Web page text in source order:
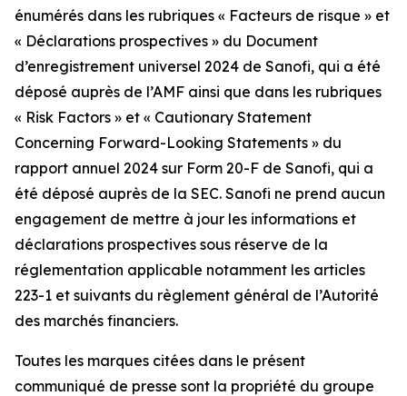
énumérés dans les rubriques « Facteurs de risque » et
« Déclarations prospectives » du Document
d’enregistrement universel 2024 de Sanofi, qui a été
déposé auprès de l’AMF ainsi que dans les rubriques
« Risk Factors » et « Cautionary Statement
Concerning Forward-Looking Statements » du
rapport annuel 2024 sur Form 20-F de Sanofi, qui a
été déposé auprès de la SEC. Sanofi ne prend aucun
engagement de mettre à jour les informations et
déclarations prospectives sous réserve de la
réglementation applicable notamment les articles
223-1 et suivants du règlement général de l’Autorité
des marchés financiers.
Toutes les marques citées dans le présent
communiqué de presse sont la propriété du groupe